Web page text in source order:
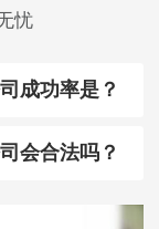
忧
成功率是？
会合法吗？